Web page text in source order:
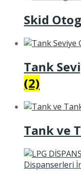
Skid
Tank
(2)
Tank ve